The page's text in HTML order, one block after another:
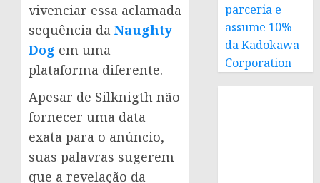
vivenciar essa aclamada
sequência da Naughty
Dog em uma
plataforma diferente.
Apesar de Silknigth não
fornecer uma data
exata para o anúncio,
suas palavras sugerem
que a revelação da
parceria e
assume 10%
da Kadokawa
Corporation